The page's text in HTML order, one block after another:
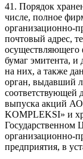
41. Порядок
числе, полное
организационно-
почтовый адрес,
осуществляющего
бумаг эмитента, и
на них, а также
орган, выдавший
соответствующей
выпуска акций
KOMPLEKSI» и
Государственном
организационно-
предприятия, в